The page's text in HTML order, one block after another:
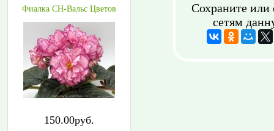
Фиалка СН-Вальс Цветов
150.00руб.
Сохраните или
сетям